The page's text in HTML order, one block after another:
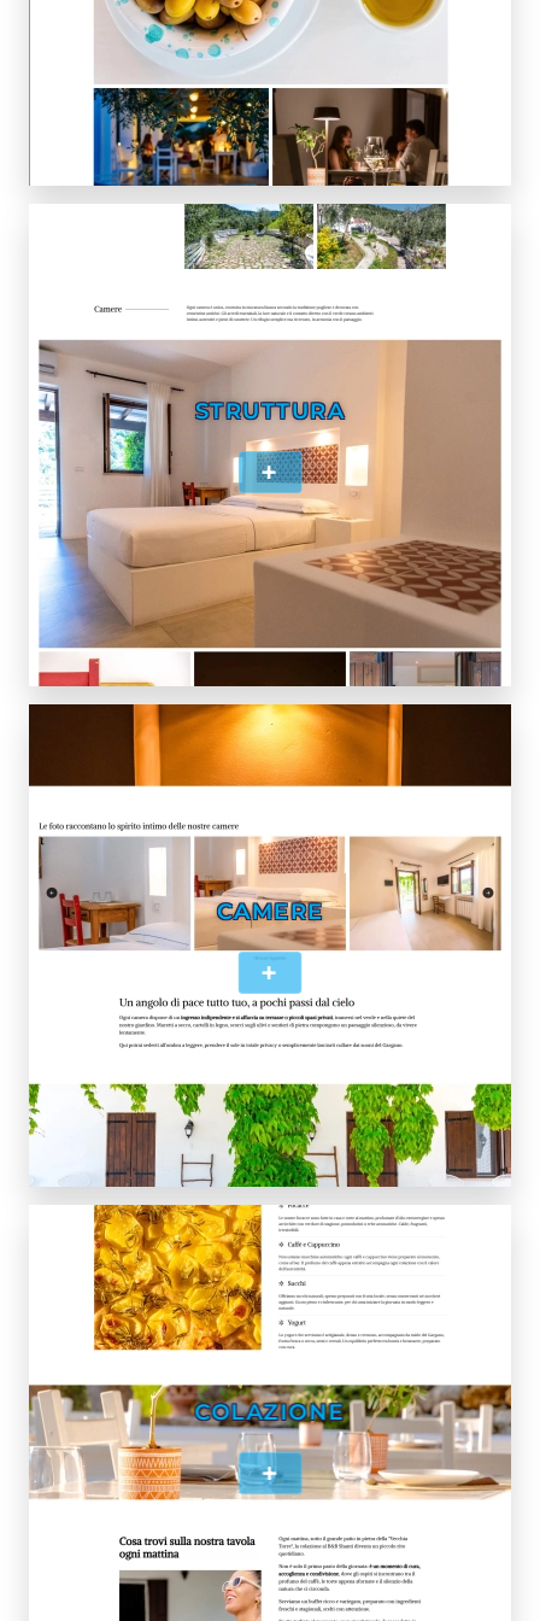
STRUTTURA
+
CAMERE
+
COLAZIONE
+